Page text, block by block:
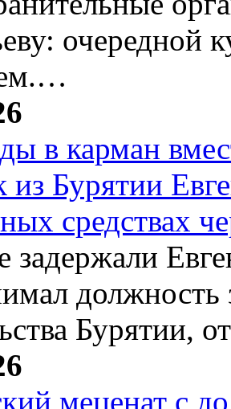
очередной
в карман
из Бурятии
средствах
задержали
должность
Бурятии,
меценат с